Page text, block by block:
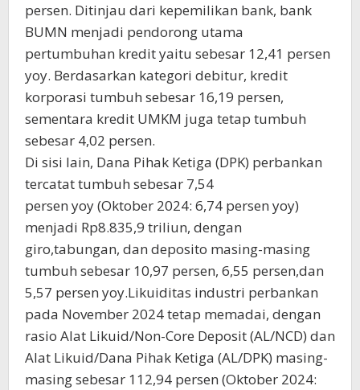
persen. Ditinjau dari kepemilikan bank, bank
BUMN menjadi pendorong utama
pertumbuhan kredit yaitu sebesar 12,41 persen
yoy. Berdasarkan kategori debitur, kredit
korporasi tumbuh sebesar 16,19 persen,
sementara kredit UMKM juga tetap tumbuh
sebesar 4,02 persen.
Di sisi lain, Dana Pihak Ketiga (DPK) perbankan
tercatat tumbuh sebesar 7,54
persen yoy (Oktober 2024: 6,74 persen yoy)
menjadi Rp8.835,9 triliun, dengan
giro,tabungan, dan deposito masing-masing
tumbuh sebesar 10,97 persen, 6,55 persen,dan
5,57 persen yoy.Likuiditas industri perbankan
pada November 2024 tetap memadai, dengan
rasio Alat Likuid/Non-Core Deposit (AL/NCD) dan
Alat Likuid/Dana Pihak Ketiga (AL/DPK) masing-
masing sebesar 112,94 persen (Oktober 2024: